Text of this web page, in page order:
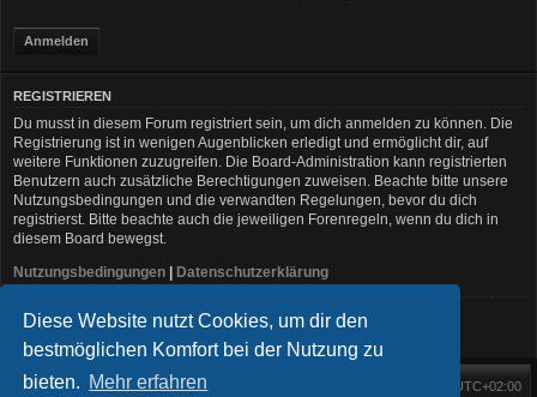
Diese Website nutzt Cookies, um dir den
bestmöglichen Komfort bei der Nutzung zu
bieten. Mehr erfahren
REGISTRIEREN
Du musst in diesem Forum registriert sein, um dich anmelden zu können. Die
Registrierung ist in wenigen Augenblicken erledigt und ermöglicht dir, auf
weitere Funktionen zuzugreifen. Die Board-Administration kann registrierten
Benutzern auch zusätzliche Berechtigungen zuweisen. Beachte bitte unsere
Nutzungsbedingungen und die verwandten Regelungen, bevor du dich
registrierst. Bitte beachte auch die jeweiligen Forenregeln, wenn du dich in
diesem Board bewegst.
Nutzungsbedingungen | Datenschutzerklärung
Registrieren
Startseite Foren-Übersicht UTC+02:00